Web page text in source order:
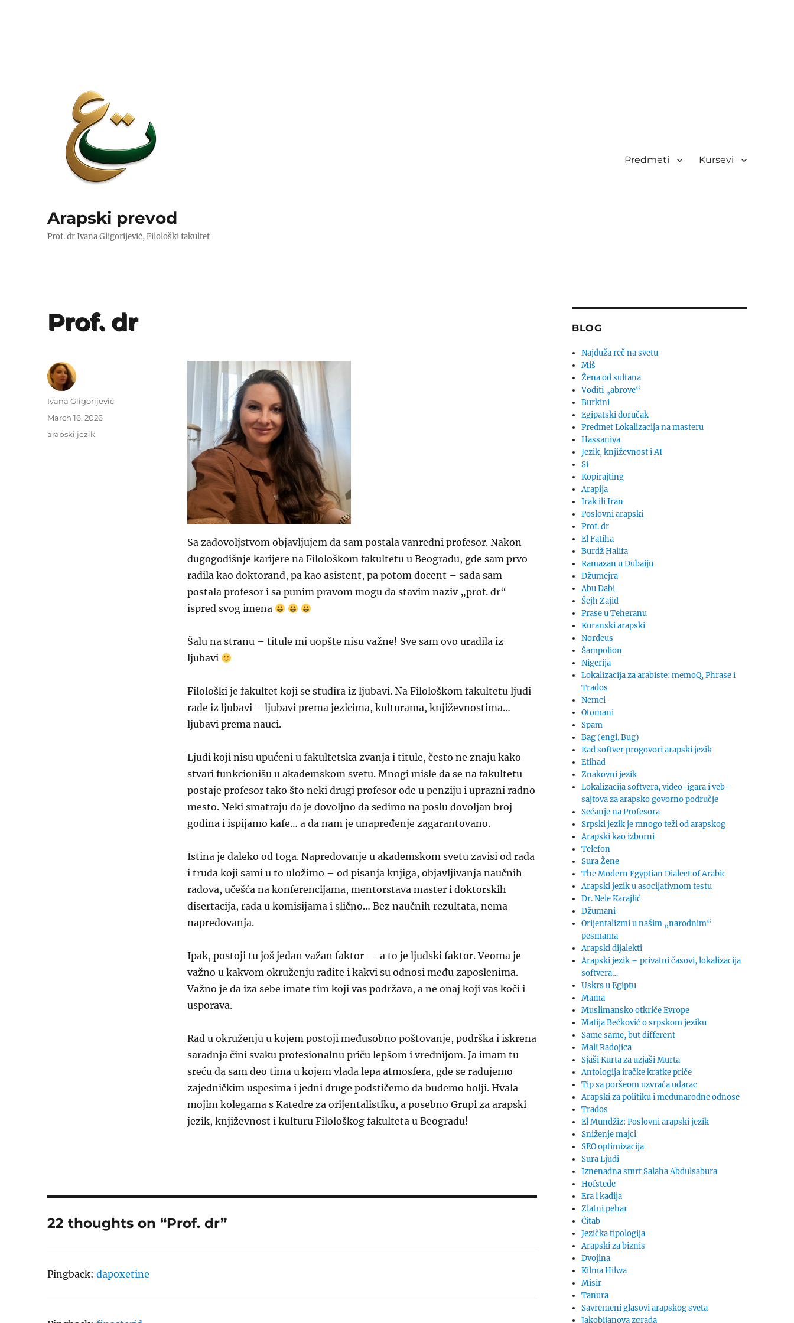
Arapski prevod
Prof. dr Ivana Gligorijević, Filološki fakultet
Predmeti Kursevi
Prof. dr
Sa zadovoljstvom objavljujem da sam postala vanredni profesor. Nakon
dugogodišnje karijere na Filološkom fakultetu u Beogradu, gde sam prvo
radila kao doktorand, pa kao asistent, pa potom docent – sada sam
postala profesor i sa punim pravom mogu da stavim naziv „prof. dr“
ispred svog imena
Šalu na stranu – titule mi uopšte nisu važne! Sve sam ovo uradila iz
ljubavi
Filološki je fakultet koji se studira iz ljubavi. Na Filološkom fakultetu ljudi
rade iz ljubavi – ljubavi prema jezicima, kulturama, književnostima…
ljubavi prema nauci.
Ljudi koji nisu upućeni u fakultetska zvanja i titule, često ne znaju kako
stvari funkcionišu u akademskom svetu. Mnogi misle da se na fakultetu
postaje profesor tako što neki drugi profesor ode u penziju i uprazni radno
mesto. Neki smatraju da je dovoljno da sedimo na poslu dovoljan broj
godina i ispijamo kafe… a da nam je unapređenje zagarantovano.
Istina je daleko od toga. Napredovanje u akademskom svetu zavisi od rada
i truda koji sami u to uložimo – od pisanja knjiga, objavljivanja naučnih
radova, učešća na konferencijama, mentorstava master i doktorskih
disertacija, rada u komisijama i slično… Bez naučnih rezultata, nema
napredovanja.
Ipak, postoji tu još jedan važan faktor — a to je ljudski faktor. Veoma je
važno u kakvom okruženju radite i kakvi su odnosi među zaposlenima.
Važno je da iza sebe imate tim koji vas podržava, a ne onaj koji vas koči i
usporava.
Rad u okruženju u kojem postoji međusobno poštovanje, podrška i iskrena
saradnja čini svaku profesionalnu priču lepšom i vrednijom. Ja imam tu
sreću da sam deo tima u kojem vlada lepa atmosfera, gde se radujemo
zajedničkim uspesima i jedni druge podstičemo da budemo bolji. Hvala
mojim kolegama s Katedre za orijentalistiku, a posebno Grupi za arapski
jezik, književnost i kulturu Filološkog fakulteta u Beogradu!
Author
Ivana Gligorijević
Posted
March 16, 2026
Categories
arapski jezik
22 thoughts on “Prof. dr”
Pingback:dapoxetine
BLOG
Najduža reč na svetu
Miš
Žena od sultana
Voditi „abrove“
Burkini
Egipatski doručak
Predmet Lokalizacija na masteru
Hassaniya
Jezik, književnost i AI
Si
Kopirajting
Arapija
Irak ili Iran
Poslovni arapski
Prof. dr
El Fatiha
Burdž Halifa
Ramazan u Dubaiju
Džumejra
Abu Dabi
Šejh Zajid
Prase u Teheranu
Kuranski arapski
Nordeus
Šampolion
Nigerija
Lokalizacija za arabiste: memoQ, Phrase i
Trados
Nemci
Otomani
Spam
Bag (engl. Bug)
Kad softver progovori arapski jezik
Etihad
Znakovni jezik
Lokalizacija softvera, video-igara i veb-
sajtova za arapsko govorno područje
Sećanje na Profesora
Srpski jezik je mnogo teži od arapskog
Arapski kao izborni
Telefon
Sura Žene
The Modern Egyptian Dialect of Arabic
Arapski jezik u asocijativnom testu
Dr. Nele Karajlić
Džumani
Orijentalizmi u našim „narodnim“
pesmama
Arapski dijalekti
Arapski jezik – privatni časovi, lokalizacija
softvera…
Uskrs u Egiptu
Mama
Muslimansko otkriće Evrope
Matija Bećković o srpskom jeziku
Same same, but different
Mali Radojica
Sjaši Kurta za uzjaši Murta
Antologija iračke kratke priče
Tip sa poršeom uzvraća udarac
Arapski za politiku i međunarodne odnose
Trados
El Mundžiz: Poslovni arapski jezik
Sniženje majci
SEO optimizacija
Sura Ljudi
Iznenadna smrt Salaha Abdulsabura
Hofstede
Era i kadija
Zlatni pehar
Ćitab
Jezička tipologija
Arapski za biznis
Dvojina
Kilma Hilwa
Misir
Tanura
Savremeni glasovi arapskog sveta
Jakobijanova zgrada